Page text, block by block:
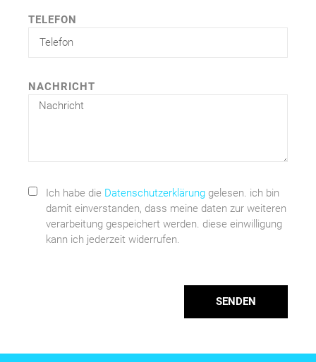
TELEFON
NACHRICHT
Ich habe die Datenschutzerklärung gelesen. ich bin
damit einverstanden, dass meine daten zur weiteren
verarbeitung gespeichert werden. diese einwilligung
kann ich jederzeit widerrufen.
SENDEN